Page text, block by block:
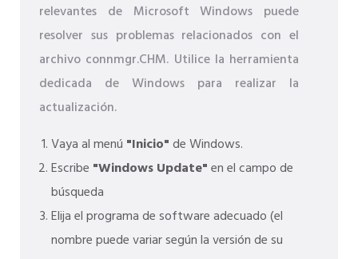
relevantes de Microsoft Windows puede
resolver sus problemas relacionados con el
archivo connmgr.CHM. Utilice la herramienta
dedicada de Windows para realizar la
actualización.
Vaya al menú "Inicio"de Windows.
Escribe "Windows Update"en el campo de
búsqueda
Elija el programa de software adecuado (el
nombre puede variar según la versión de su